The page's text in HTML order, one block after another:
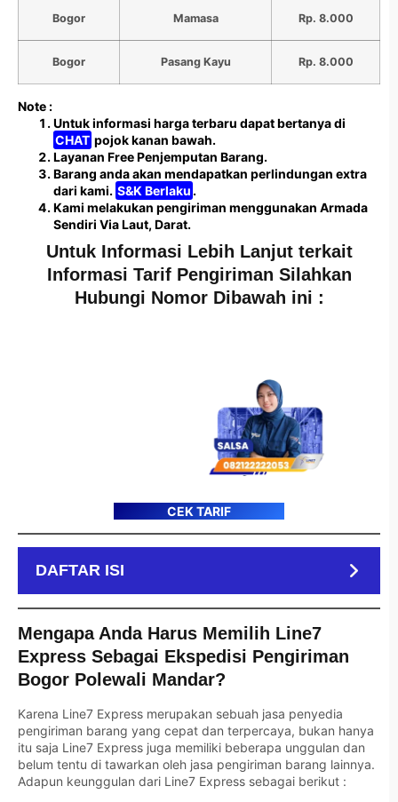
Bogor Mamasa Rp. 8.000
Bogor Pasang Kayu Rp. 8.000
Note :
Untuk informasi harga terbaru dapat bertanya di
CHAT pojok kanan bawah.
Layanan Free Penjemputan Barang.
Barang anda akan mendapatkan perlindungan extra
dari kami. S&K Berlaku .
Kami melakukan pengiriman menggunakan Armada
Sendiri Via Laut, Darat.
Untuk Informasi Lebih Lanjut terkait
Informasi Tarif Pengiriman Silahkan
Hubungi Nomor Dibawah ini :
CEK TARIF
DAFTAR ISI
Mengapa Anda Harus Memilih Line7
Express Sebagai Ekspedisi Pengiriman
Bogor Polewali Mandar?
Karena Line7 Express merupakan sebuah jasa penyedia
pengiriman barang yang cepat dan terpercaya, bukan hanya
itu saja Line7 Express juga memiliki beberapa unggulan dan
belum tentu di tawarkan oleh jasa pengiriman barang lainnya.
Adapun keunggulan dari Line7 Express sebagai berikut :